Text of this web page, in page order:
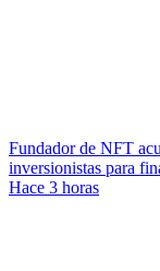
Fundador de NFT
inversionistas para
Hace 3 horas